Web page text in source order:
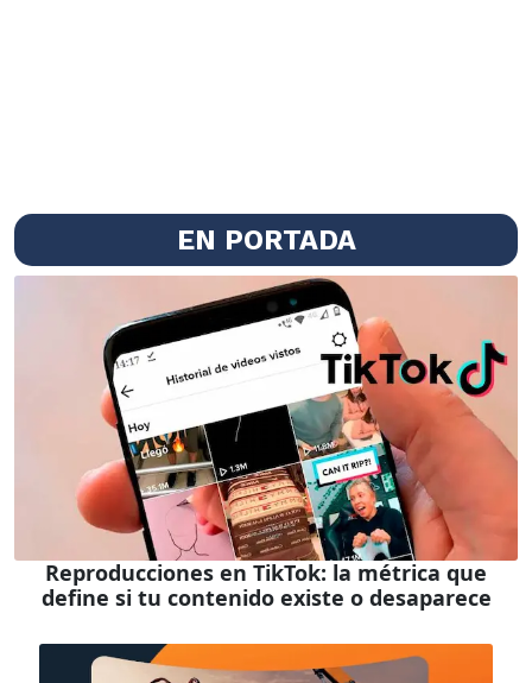
EN PORTADA
Reproducciones en TikTok: la métrica que
define si tu contenido existe o desaparece